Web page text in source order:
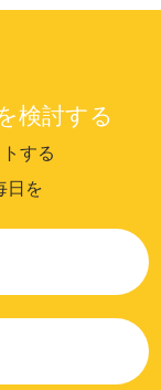
検討する
する
日を